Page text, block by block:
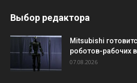
Выбор редактора
Mitsubishi
роботов-рабочих
07.08.2026